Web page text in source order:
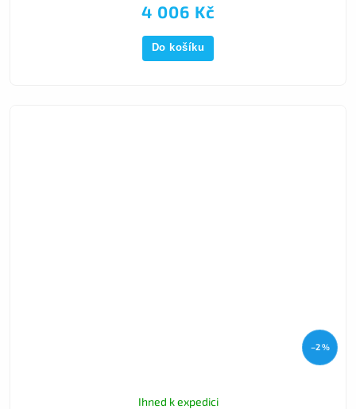
4 006 Kč
Do košíku
–2 %
Ihned k expedici